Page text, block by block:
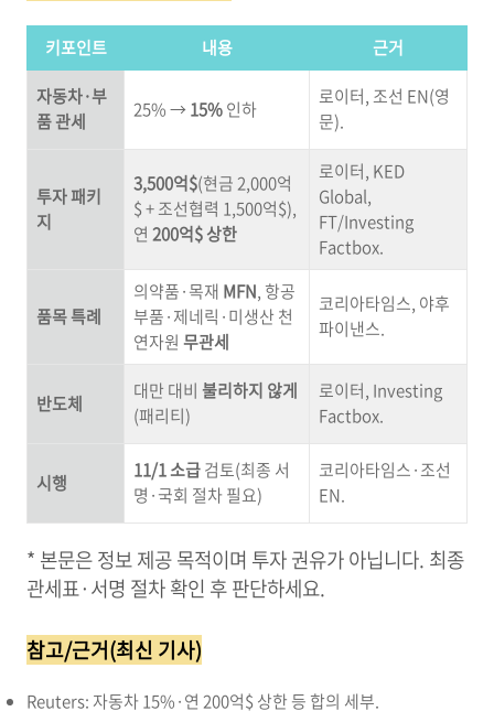
키포인트 내용
근거
자동차·부
품 관세
25% →15%인하
로이터, 조선 EN(영
문).
투자 패키
지
3,500억$(현금 2,000억
$ + 조선협력 1,500억$),
연 200억$ 상한
로이터, KED
Global,
FT/Investing
Factbox.
품목 특례
의약품·목재 MFN, 항공
부품·제네릭·미생산 천
연자원 무관세
코리아타임스, 야후
파이낸스.
반도체
대만 대비 불리하지 않게
(패리티)
로이터, Investing
Factbox.
시행
11/1 소급검토(최종 서
명·국회 절차 필요)
코리아타임스·조선
EN.
* 본문은 정보 제공 목적이며 투자 권유가 아닙니다. 최종
관세표·서명 절차 확인 후 판단하세요.
참고/근거(최신 기사)
Reuters: 자동차 15%·연 200억$ 상한 등 합의 세부.